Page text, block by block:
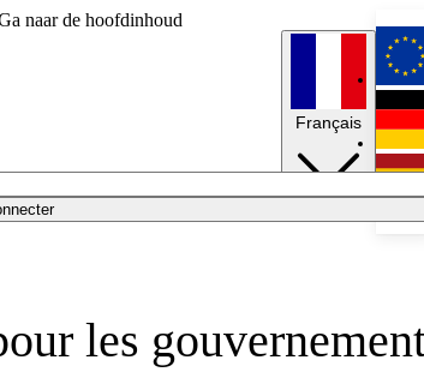
naar de hoofdinhoud
Français
les